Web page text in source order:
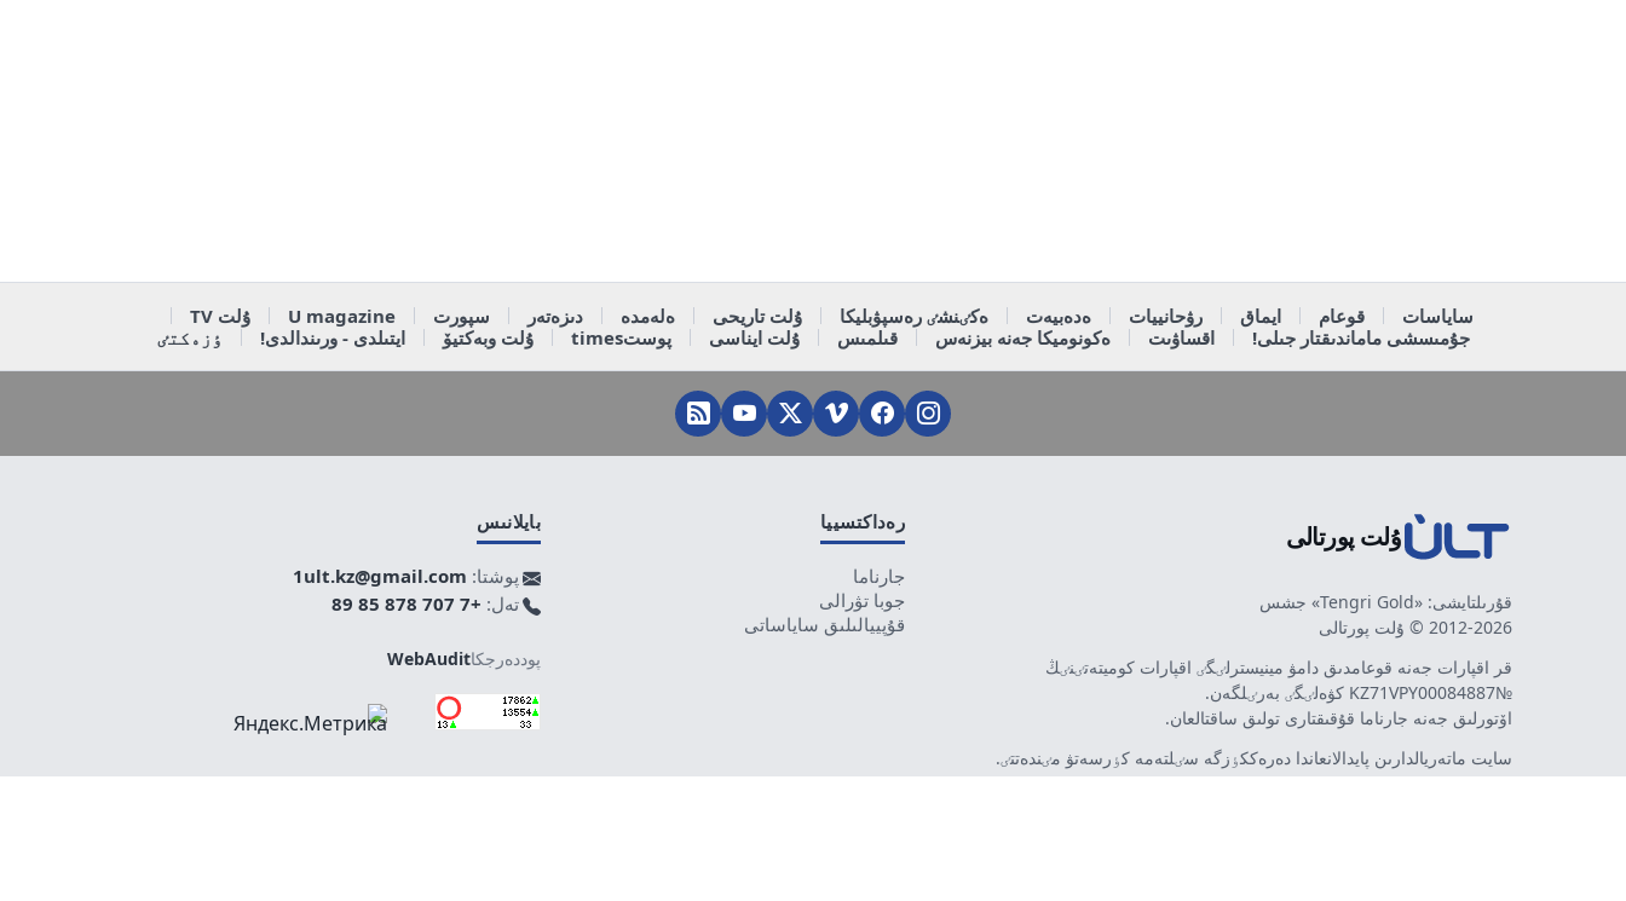
ساياسات قوعام ايماق رۋحانييات ەدەبيەت ەكٸنشٸ رەسپۋبليكا ۇلت تاريحى ەلەمدە دىزەتەر سپورت U magazine
ۇلت TV
جۇمىسشى ماماندىقتار جىلى!
اقساۋىت ەكونوميكا جەنە بيزنەس قىلمىس ۇلت ايناسى پوستtimes ۇلت وبەكتيۆ ايتىلدى - ورىندالدى! ٶزەكتٸ
ۇلت پورتالى
قۇرىلتايشى: «Tengri Gold» جشس
2012-2026 © ۇلت پورتالى
قر اقپارات جەنە قوعامدىق دامۋ مينيسترلٸگٸ اقپارات كوميتەتٸنٸڭ
№KZ71VPY00084887 كۋەلٸگٸ بەرٸلگەن.
اۆتورلىق جەنە جارناما قۇقىقتارى تولىق ساقتالعان.
سايت ماتەريالدارىن پايدالانعاندا دەرەككٶزگە سٸلتەمە كٶرسەتۋ مٸندەتتٸ.
اۆتورلار پٸكٸرٸ مەن رەداكتسييا كٶزقاراسى سەيكەس كەلە بەرمەۋٸ
رەداكتسييا
جارناما
جوبا تۋرالى
قۇپييالىلىق ساياساتى
بايلانىس
پوشتا: 1ult.kz@gmail.com
تەل: +7 707 878 85 89
پوددەرجكاWebAudit